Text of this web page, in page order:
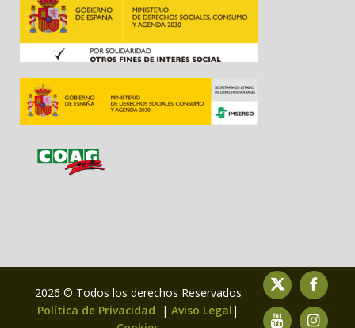
2026 © Todos los derechos Reservados
Política de Privacidad
| Aviso Legal |